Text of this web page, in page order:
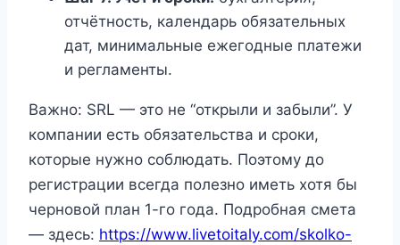
отчётность, календарь обязательных
дат, минимальные ежегодные платежи
и регламенты.
Важно: SRL — это не “открыли и забыли”. У
компании есть обязательства и сроки,
которые нужно соблюдать. Поэтому до
регистрации всегда полезно иметь хотя бы
черновой план 1-го года. Подробная смета
— здесь: https://www.livetoitaly.com/skolko-